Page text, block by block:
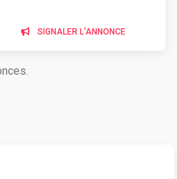
SIGNALER L'ANNONCE